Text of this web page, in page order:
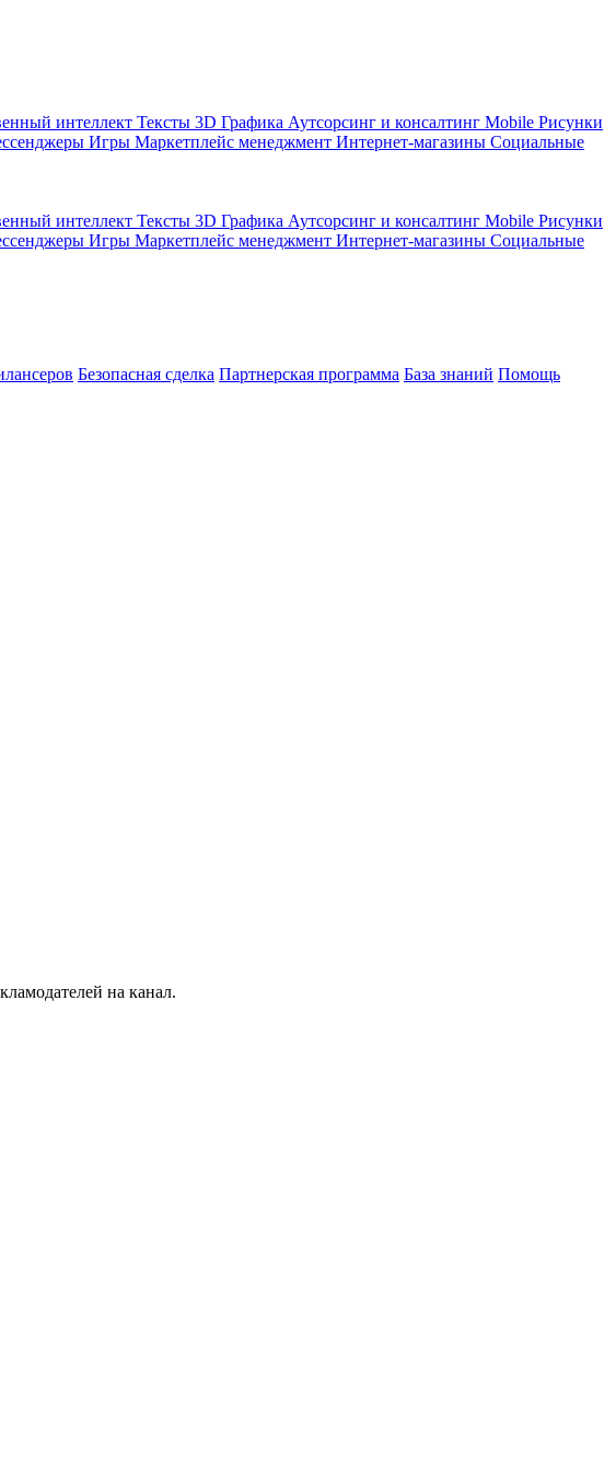
интеллект Тексты 3D Графика Аутсорсинг и консалтинг Mobile Рисунки
Игры Маркетплейс менеджмент Интернет-магазины Социальные
интеллект Тексты 3D Графика Аутсорсинг и консалтинг Mobile Рисунки
Игры Маркетплейс менеджмент Интернет-магазины Социальные
Безопасная сделка Партнерская программа База знаний Помощь
на канал.